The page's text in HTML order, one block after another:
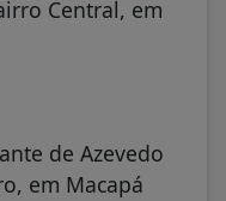
Central, em
de Azevedo
em Macapá